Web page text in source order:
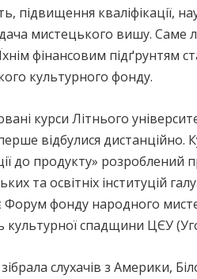
підвищення кваліфікації,
мистецького вишу. Саме
Їхнім фінансовим
культурного фонду.
курси Літнього
відбулися дистанційно.
до продукту»
та освітніх інституцій
Форум фонду народного
культурної спадщини ЦЄУ
слухачів з Америки,